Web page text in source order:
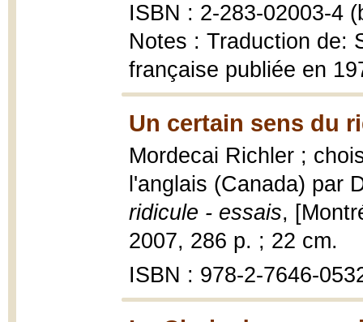
ISBN : 2-283-02003-4
Notes : Traduction de:
française publiée en
Un certain sens du
Mordecai Richler ;
l'anglais (Canada) par
ridicule - essais,
2007, 286 p. ; 22 cm.
ISBN : 978-2-7646-